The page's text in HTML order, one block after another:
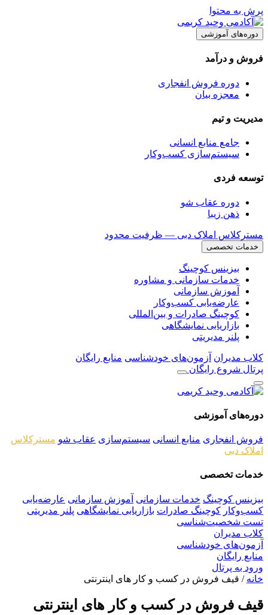
پرش به محتوا
دوره‌های آموزشی
فروش و درآمد
دوره فروش انفجاری
معجزه بیان
مدیریت و تیم
جامع منابع انسانی
سیستم‌سازی کسب‌وکار
توسعه فردی
دوره عقاب شو
ذهن زیبا
مسترکلاس املاک دبی — ظرفیت محدود
خدمات تخصصی
بیزینس کوچینگ
خدمات سازمانی و مشاوره
آموزش سازمانی
عارضه‌یابی کسب‌وکار
کوچینگ صادرات و بین‌المللی
بازاریابی نمایشگاهی
پلنر مدیریتی
کلاب مدیران آزمون‌های خودشناسی منابع رایگان
پرتال شروع رایگان
دوره‌های آموزشی
فروش انفجاری منابع انسانی سیستم‌سازی عقاب شو مسترکلاس
املاک دبی
خدمات تخصصی
بیزینس کوچینگ خدمات سازمانی آموزش سازمانی عارضه‌یابی
کسب‌وکار کوچینگ صادرات بازاریابی نمایشگاهی پلنر مدیریتی
تست شخصیت‌شناسی
کلاب مدیران
آزمون‌های خودشناسی
منابع رایگان
ورود به پرتال
خانه / قیف فروش در کسب و کار های اینترنتی
قیف فروش در کسب و کار های اینترنتی